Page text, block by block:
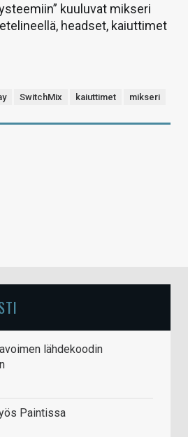
kuuluvat mikseri
headset, kaiuttimet
SwitchMix kaiuttimet mikseri
lähdekoodin
Paintissa